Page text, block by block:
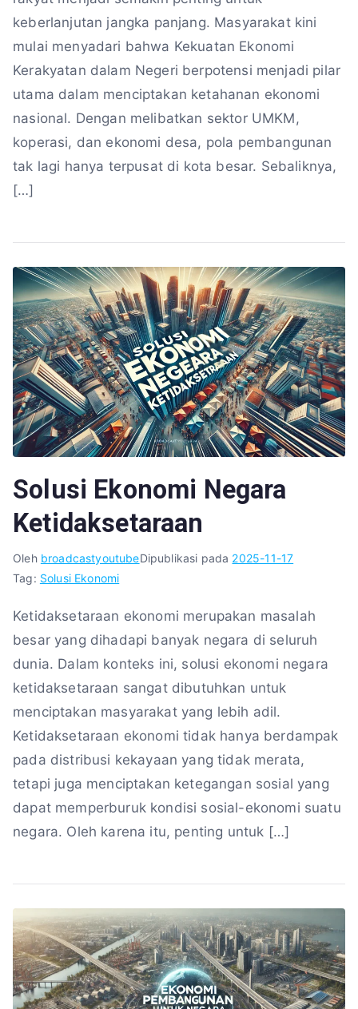
keberlanjutan jangka panjang. Masyarakat kini
mulai menyadari bahwa Kekuatan Ekonomi
Kerakyatan dalam Negeri berpotensi menjadi pilar
utama dalam menciptakan ketahanan ekonomi
nasional. Dengan melibatkan sektor UMKM,
koperasi, dan ekonomi desa, pola pembangunan
tak lagi hanya terpusat di kota besar. Sebaliknya,
[…]
Solusi Ekonomi Negara
Ketidaksetaraan
Oleh broadcastyoutubeDipublikasi pada 2025-11-17
Tag: Solusi Ekonomi
Ketidaksetaraan ekonomi merupakan masalah
besar yang dihadapi banyak negara di seluruh
dunia. Dalam konteks ini, solusi ekonomi negara
ketidaksetaraan sangat dibutuhkan untuk
menciptakan masyarakat yang lebih adil.
Ketidaksetaraan ekonomi tidak hanya berdampak
pada distribusi kekayaan yang tidak merata,
tetapi juga menciptakan ketegangan sosial yang
dapat memperburuk kondisi sosial-ekonomi suatu
negara. Oleh karena itu, penting untuk […]